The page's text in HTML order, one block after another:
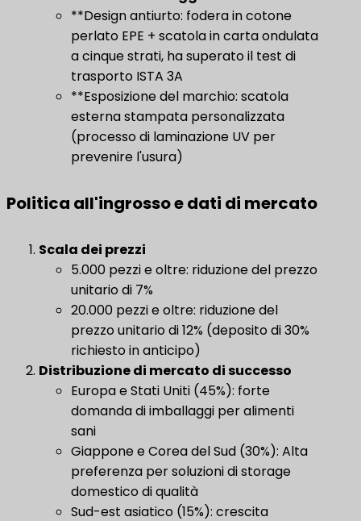
**Design antiurto: fodera in cotone
perlato EPE + scatola in carta ondulata
a cinque strati, ha superato il test di
trasporto ISTA 3A
**Esposizione del marchio: scatola
esterna stampata personalizzata
(processo di laminazione UV per
prevenire l'usura)
Politica all'ingrosso e dati di mercato
Scala dei prezzi
5.000 pezzi e oltre: riduzione del prezzo
unitario di 7%
20.000 pezzi e oltre: riduzione del
prezzo unitario di 12% (deposito di 30%
richiesto in anticipo)
Distribuzione di mercato di successo
Europa e Stati Uniti (45%): forte
domanda di imballaggi per alimenti
sani
Giappone e Corea del Sud (30%): Alta
preferenza per soluzioni di storage
domestico di qualità
Sud-est asiatico (15%): crescita